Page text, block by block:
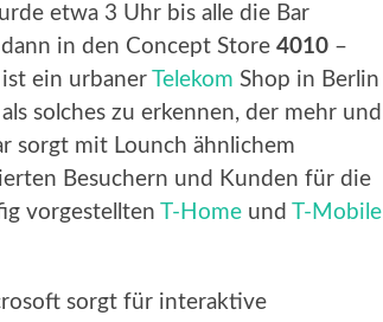
etwa 3 Uhr bis alle die Bar
in den Concept Store 4010 –
ein urbaner Telekom Shop in Berlin
solches zu erkennen, der mehr und
sorgt mit Lounch ähnlichem
Besuchern und Kunden für die
vorgestellten T-Home und T-Mobile
sorgt für interaktive